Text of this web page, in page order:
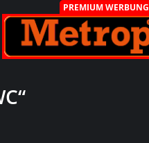
PREMIUM WERBUNG